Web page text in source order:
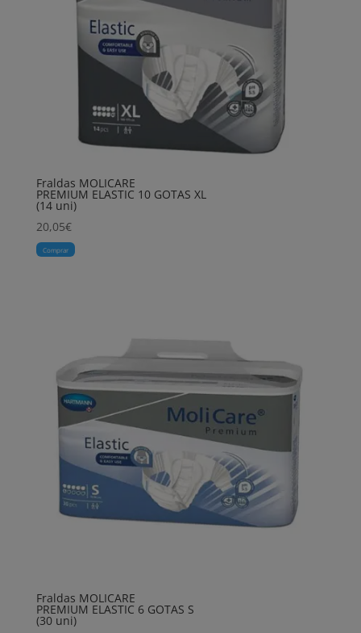
Fraldas MOLICARE
PREMIUM ELASTIC 10 GOTAS XL
(14 uni)
20,05€
Comprar
Fraldas MOLICARE
PREMIUM ELASTIC 6 GOTAS S
(30 uni)